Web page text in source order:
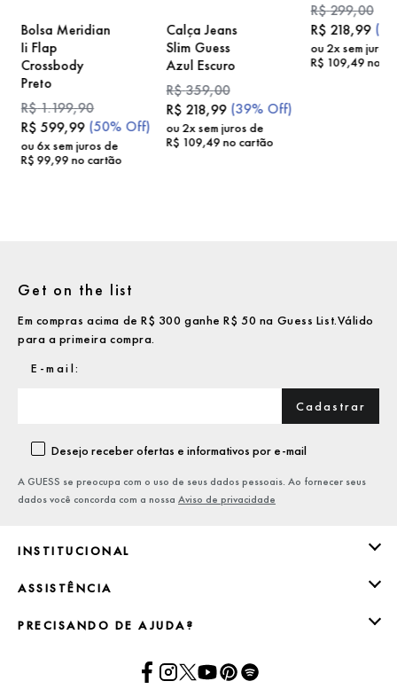
Bolsa Meridian
Ii Flap
Crossbody
Preto
R$1.199,90
R$ 599,99 (50% Off)
ou 6x sem juros de
R$ 99,99no cartão
Calça Jeans
Slim Guess
Azul Escuro
R$359,00
R$ 218,99 (39% Off)
ou2x sem juros de
R$ 109,49no cartão
R$299,00
R$ 218,99 (
ou 2x sem juros
R$ 109,49no
INSTITUCIONAL
ASSISTÊNCIA
PRECISANDO DE AJUDA?
Get on the list
Em compras acima de R$ 300 ganhe R$ 50 na Guess List.Válido
para a primeira compra.
Cadastrar
Desejo receber ofertas e informativos por e-mail
A GUESS se preocupa com o uso de seus dados pessoais. Ao fornecer seus
dados você concorda com a nossa Aviso de privacidade